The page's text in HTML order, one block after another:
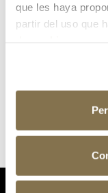
que les haya
partir del uso que